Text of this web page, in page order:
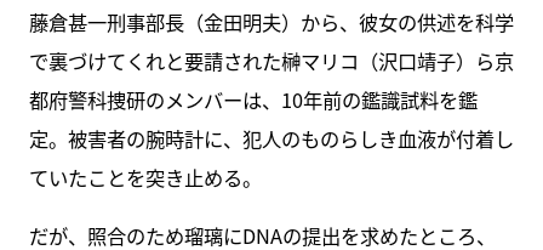
藤倉甚一刑事部長（金田明夫）から、彼女の供述を科学
で裏づけてくれと要請された榊マリコ（沢口靖子）ら京
都府警科捜研のメンバーは、10年前の鑑識試料を鑑
定。被害者の腕時計に、犯人のものらしき血液が付着し
ていたことを突き止める。
だが、照合のため瑠璃にDNAの提出を求めたところ、